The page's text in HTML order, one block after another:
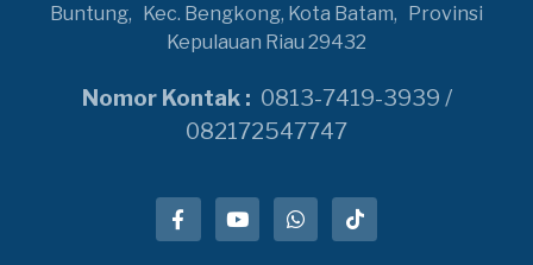
Buntung, Kec. Bengkong, Kota Batam, Provinsi
Kepulauan Riau 29432
Nomor Kontak : 0813-7419-3939 /
082172547747